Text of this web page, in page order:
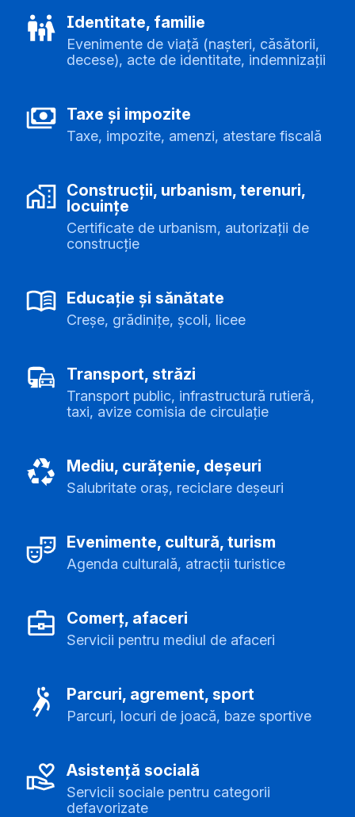
Identitate, familie
Evenimente de viață (nașteri, căsătorii,
decese), acte de identitate, indemnizații
Taxe și impozite
Taxe, impozite, amenzi, atestare fiscală
Construcții, urbanism, terenuri,
locuințe
Certificate de urbanism, autorizații de
construcție
Educație și sănătate
Creșe, grădinițe, școli, licee
Transport, străzi
Transport public, infrastructură rutieră,
taxi, avize comisia de circulație
Mediu, curățenie, deșeuri
Salubritate oraș, reciclare deșeuri
Evenimente, cultură, turism
Agenda culturală, atracții turistice
Comerț, afaceri
Servicii pentru mediul de afaceri
Parcuri, agrement, sport
Parcuri, locuri de joacă, baze sportive
Asistență socială
Servicii sociale pentru categorii
defavorizate